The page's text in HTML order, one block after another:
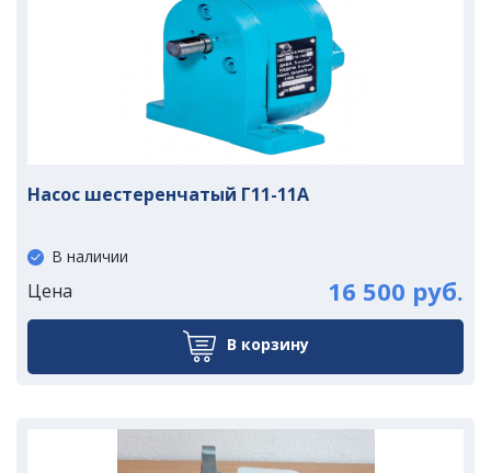
Насос шестеренчатый Г11-11А
В наличии
Цена 16 500 руб.
В корзину